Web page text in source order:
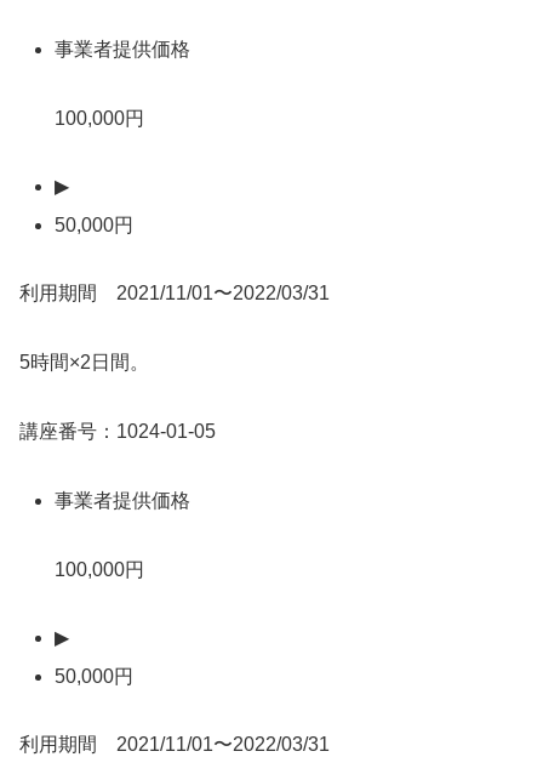
事業者提供価格
100,000円
▶
50,000円
利用期間 2021/11/01〜2022/03/31
5時間×2日間。
講座番号：1024-01-05
事業者提供価格
100,000円
▶
50,000円
利用期間 2021/11/01〜2022/03/31